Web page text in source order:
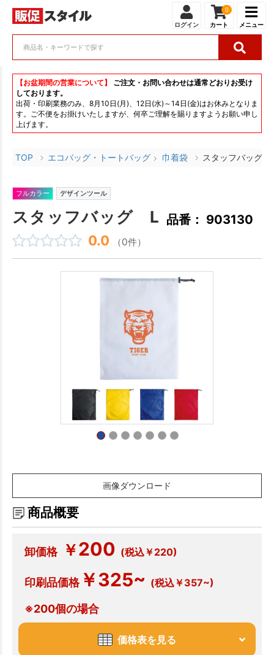
ログイン
0
カート メニュー
【お盆期間の営業について】
ご注文・お問い合わせは通常どおりお受け
しております。
出荷・印刷業務のみ、8月10日(月)、12日(水)～14日(金)はお休みとなりま
す。ご不便をお掛けいたしますが、何卒ご理解を賜りますようお願い申し
上げます。
TOP エコバッグ・トートバッグ 巾着袋 スタッフバッグ
フルカラー デザインツール
スタッフバッグ L 品番： 903130
0.0 （0件）
画像ダウンロード
商品概要
卸価格 ￥200 (税込￥220)
印刷品価格￥325~ (税込￥357~)
※200個の場合
価格表を見る